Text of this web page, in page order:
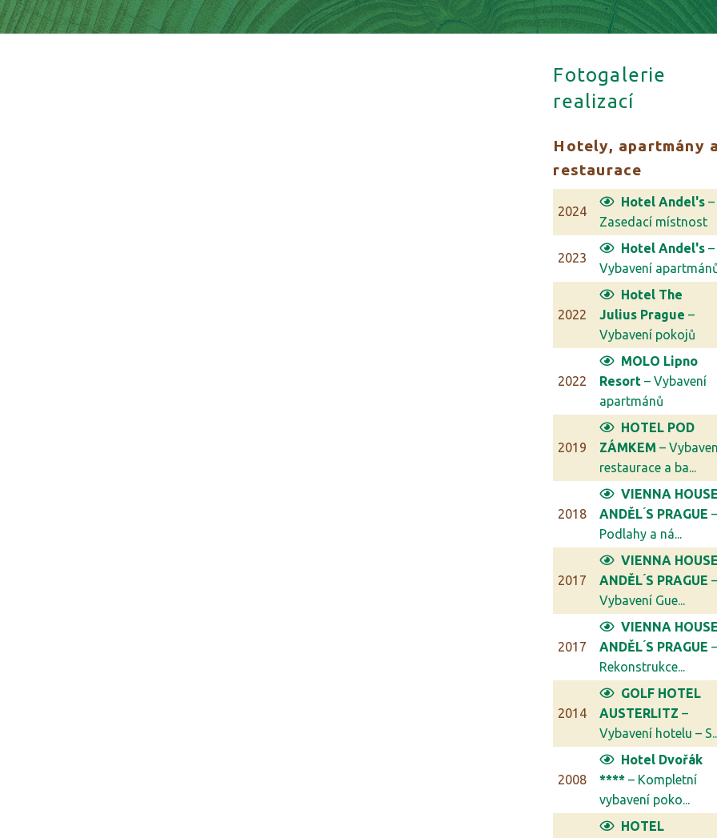
Fotogalerie
realizací
Hotely, apartmány
restaurace
2024
Hotel Andel's –
Zasedací místnost
2023
Hotel Andel's –
Vybavení
2022
Hotel The
Julius Prague –
Vybavení pokojů
2022
MOLO Lipno
Resort – Vybavení
apartmánů
2019
HOTEL POD
ZÁMKEM –
restaurace a ba...
2018
VIENNA
ANDĚL ́S PRAGUE
Podlahy a ná...
2017
VIENNA
ANDĚL ́S PRAGUE
Vybavení Gue...
2017
VIENNA
ANDĚL ́S PRAGUE
Rekonstrukce...
2014
GOLF HOTEL
AUSTERLITZ –
Vybavení hotelu –
2008
Hotel Dvořák
**** – Kompletní
vybavení poko...
HOTEL